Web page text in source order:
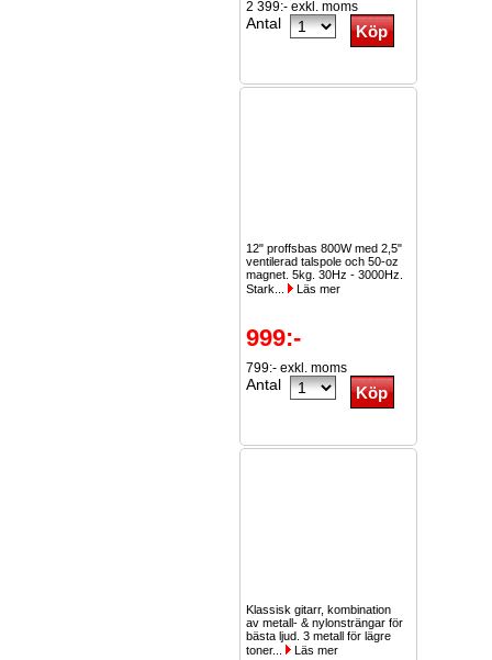
2 399:- exkl. moms
Antal
12" proffsbas 800W med 2,5"
ventilerad talspole och 50-oz
magnet. 5kg. 30Hz - 3000Hz.
Stark...
Läs mer
999:-
799:- exkl. moms
Antal
Klassisk gitarr, kombination
av metall- & nylonsträngar för
bästa ljud. 3 metall för lägre
toner...
Läs mer